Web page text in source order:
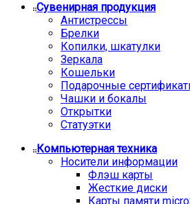
Сувенирная продукция
Антистрессы
Брелки
Копилки, шкатулки
Зеркала
Кошельки
Подарочные
Чашки и бокалы
Открытки
Статуэтки
Компьютерная техника
Носители информации
Флэш карты
Жесткие диски
Карты памяти